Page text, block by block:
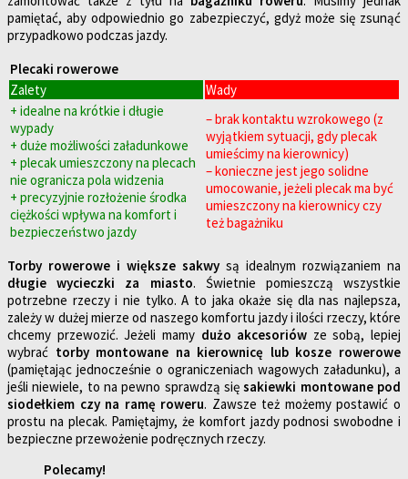
pamiętać, aby odpowiednio go zabezpieczyć, gdyż może się zsunąć
przypadkowo podczas jazdy.
Plecaki rowerowe
Zalety
Wady
+ idealne na krótkie i długie
wypady
+ duże możliwości załadunkowe
+ plecak umieszczony na plecach
nie ogranicza pola widzenia
+ precyzyjnie rozłożenie środka
ciężkości wpływa na komfort i
bezpieczeństwo jazdy
– brak kontaktu wzrokowego (z
wyjątkiem sytuacji, gdy plecak
umieścimy na kierownicy)
– konieczne jest jego solidne
umocowanie, jeżeli plecak ma być
umieszczony na kierownicy czy
też bagażniku
Torby rowerowe i większe sakwysą idealnym rozwiązaniem na
długie wycieczki za miasto. Świetnie pomieszczą wszystkie
potrzebne rzeczy i nie tylko. A to jaka okaże się dla nas najlepsza,
zależy w dużej mierze od naszego komfortu jazdy i ilości rzeczy, które
chcemy przewozić. Jeżeli mamy dużo akcesoriów ze sobą, lepiej
wybrać torby montowane na kierownicę lub kosze rowerowe
(pamiętając jednocześnie o ograniczeniach wagowych załadunku), a
jeśli niewiele, to na pewno sprawdzą sięsakiewki montowane pod
siodełkiem czy na ramę roweru. Zawsze też możemy postawić o
prostu na plecak. Pamiętajmy, że komfort jazdy podnosi swobodne i
bezpieczne przewożenie podręcznych rzeczy.
Polecamy!